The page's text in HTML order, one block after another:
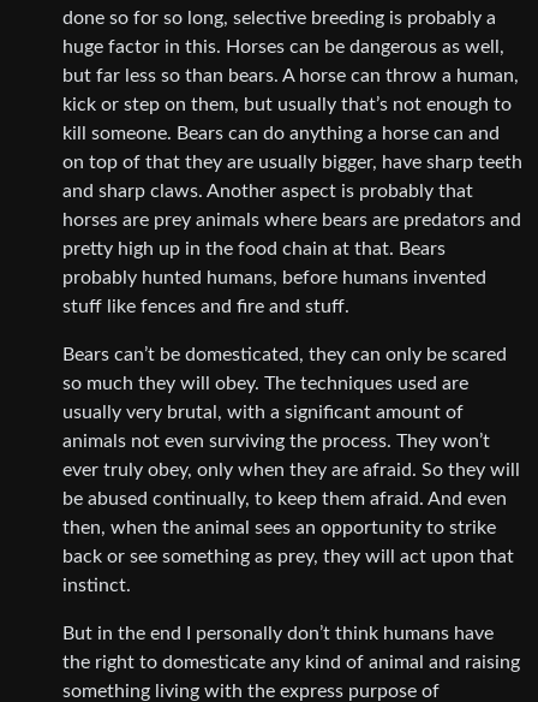
done so for so long, selective breeding is probably a
huge factor in this. Horses can be dangerous as well,
but far less so than bears. A horse can throw a human,
kick or step on them, but usually that’s not enough to
kill someone. Bears can do anything a horse can and
on top of that they are usually bigger, have sharp teeth
and sharp claws. Another aspect is probably that
horses are prey animals where bears are predators and
pretty high up in the food chain at that. Bears
probably hunted humans, before humans invented
stuff like fences and fire and stuff.
Bears can’t be domesticated, they can only be scared
so much they will obey. The techniques used are
usually very brutal, with a significant amount of
animals not even surviving the process. They won’t
ever truly obey, only when they are afraid. So they will
be abused continually, to keep them afraid. And even
then, when the animal sees an opportunity to strike
back or see something as prey, they will act upon that
instinct.
But in the end I personally don’t think humans have
the right to domesticate any kind of animal and raising
something living with the express purpose of